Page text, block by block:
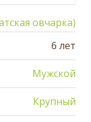
овчарка)
6 лет
Мужской
Крупный